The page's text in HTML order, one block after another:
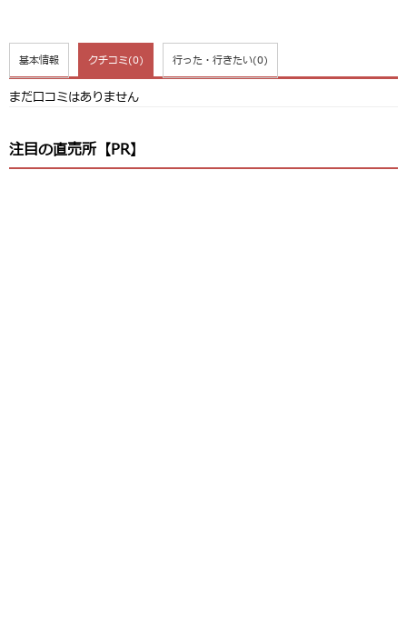
基本情報 クチコミ(0) 行った・行きたい(0)
まだ口コミはありません
注目の直売所【PR】